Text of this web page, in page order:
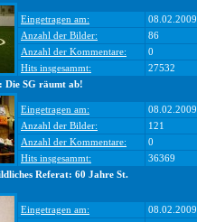
Eingetragen am:
08.02.2009
Anzahl der Bilder:
86
Anzahl der Kommentare:
0
Hits insgesammt:
27532
Die SG räumt ab!
Eingetragen am:
08.02.2009
Anzahl der Bilder:
121
Anzahl der Kommentare:
0
Hits insgesammt:
36369
Referat: 60 Jahre St.
Eingetragen am:
08.02.2009